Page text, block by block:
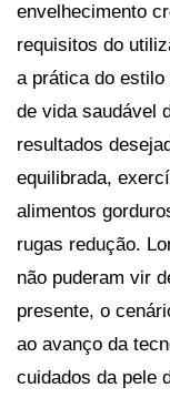
envelhecimento
requisitos do
a prática do
de vida saudável
resultados
equilibrada,
alimentos
rugas redução.
não puderam vir
presente, o
ao avanço da
cuidados da pele